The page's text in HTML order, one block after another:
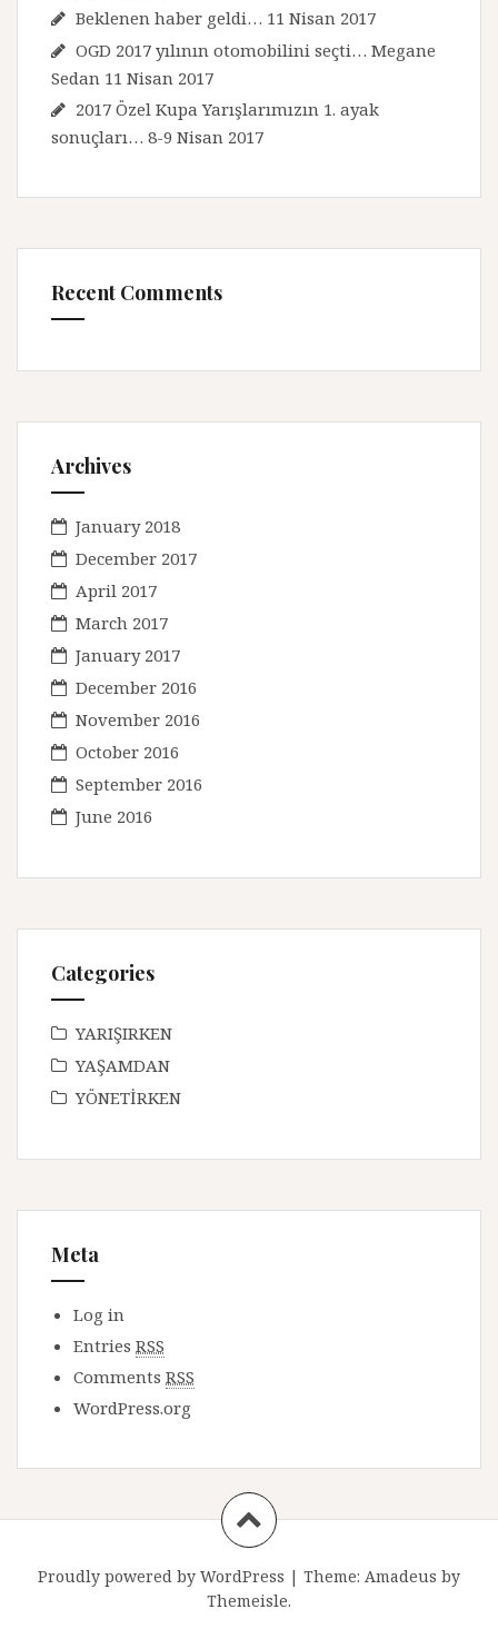
Beklenen haber geldi… 11 Nisan 2017
OGD 2017 yılının otomobilini seçti… Megane
Sedan 11 Nisan 2017
2017 Özel Kupa Yarışlarımızın 1. ayak
sonuçları… 8-9 Nisan 2017
Recent Comments
Archives
January 2018
December 2017
April 2017
March 2017
January 2017
December 2016
November 2016
October 2016
September 2016
June 2016
Categories
YARIŞIRKEN
YAŞAMDAN
YÖNETİRKEN
Meta
Log in
Entries RSS
Comments RSS
WordPress.org
Proudly powered by WordPress | Theme: Amadeus by
Themeisle.